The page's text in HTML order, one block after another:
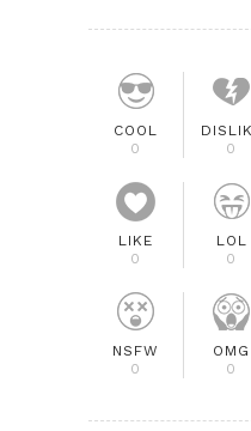
COOL
0
0
LIKE
0
LOL
0
NSFW
0
OMG
0